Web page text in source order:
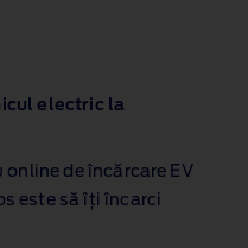
electric la
de încărcare EV
este să îți încarci